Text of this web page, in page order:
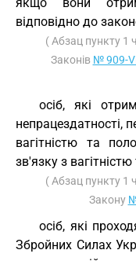
відповідно до
( Абзац пункту 1
Законів № 909-
осіб, які
непрацездатності,
вагітністю та
зв'язку з
( Абзац пункту 1
Закону
осіб, які
Збройних Силах